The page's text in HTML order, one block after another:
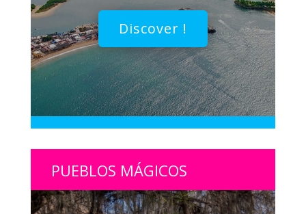
Discover !
PUEBLOS MÁGICOS